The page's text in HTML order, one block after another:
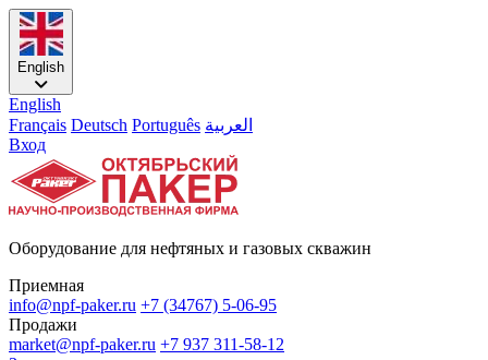
English
English
Français Deutsch Português العربية
Вход
Оборудование для нефтяных и газовых скважин
Приемная
info@npf-paker.ru +7 (34767) 5-06-95
Продажи
market@npf-paker.ru +7 937 311-58-12